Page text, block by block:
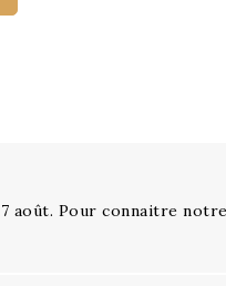
août. Pour connaitre